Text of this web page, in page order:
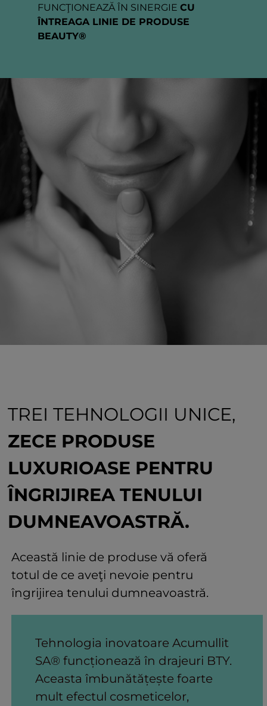
FUNCŢIONEAZĂ ÎN SINERGIE CU
ÎNTREAGA LINIE DE PRODUSE
BEAUTY®
TREI TEHNOLOGII UNICE,
ZECE PRODUSE
LUXURIOASE PENTRU
ÎNGRIJIREA TENULUI
DUMNEAVOASTRĂ.
Această linie de produse vă oferă
totul de ce aveţi nevoie pentru
îngrijirea tenului dumneavoastră.
Tehnologia inovatoare Acumullit
SA® funcționează în drajeuri BTY.
Aceasta îmbunătățește foarte
mult efectul cosmeticelor,